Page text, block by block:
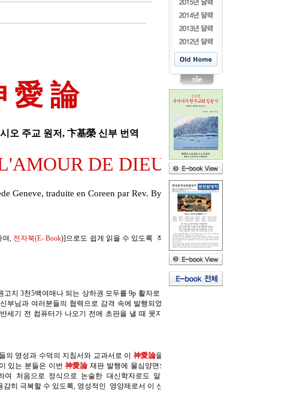
글자 크기
愛 論
오 주교 원저, 卞基榮 신부 번역
DE DIEU
Geneve, traduite en Coreen par Rev. Byun Ki Yung.
여, 전자북(E- Book)]으로도 쉽게 읽을 수 있도록 작업 준비중입니다. 그러나 상하권 합본
고지 3천5백여매나 되는 상하권 모두를 9p 활자로 4X6 배판 700여면의 대작이 7년에 걸쳐
부님과 여러분들의 협력으로 감격 속에 발행되었는데,그 후, 지금까지 절판이 되었다가,
세기 전 컴퓨터가 나오기 전에 초판을 낼 때 못지 않게 지금 재판을 내는데도 크고 작은
의 영성과 수덕의 지침서와 교과서로 이 神愛論을 각자 한권씩 늘 지니고 다니며,지키고,
있는 분들은 이번 神愛論 재판 발행에 물심양면으로 협력하며 동참하여 주실 수 있기를
처음으로 정식으로 논술한 대신학자로도 알려져 있읍니다.오늘의 한국천주교회가
감히 극복할 수 있도록, 영성적인 영양제로서 이 신애론 재판을 내놓기로 하였읍니다.